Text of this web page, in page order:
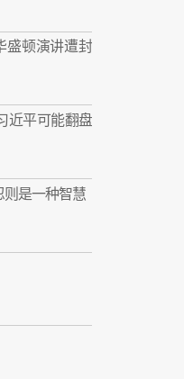
盛顿演讲遭封
近平可能翻盘
是一种智慧